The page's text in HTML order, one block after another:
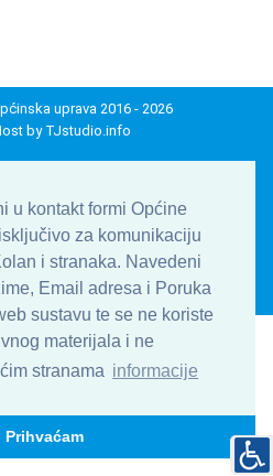
u kontakt formi Općine
za komunikaciju
i stranaka. Navedeni
Email adresa i Poruka
sustavu te se ne koriste
materijala i ne
stranama informacije
Prihvaćam
uprava 2016 - 2026
by TJstudio.info
vrh